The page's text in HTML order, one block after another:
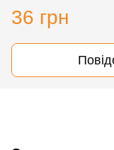
36 грн